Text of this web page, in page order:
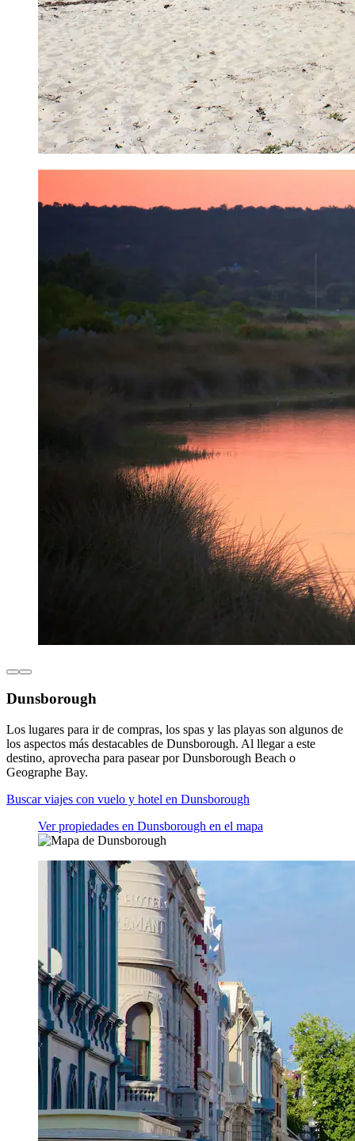
Dunsborough
Los lugares para ir de compras, los spas y las playas son algunos de
los aspectos más destacables de Dunsborough. Al llegar a este
destino, aprovecha para pasear por Dunsborough Beach o
Geographe Bay.
Buscar viajes con vuelo y hotel en Dunsborough
Ver propiedades en Dunsborough en el mapa